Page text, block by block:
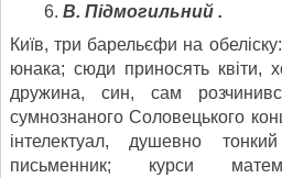
В. Підмогильний .
Київ, три барельєфи на
юнака; сюди приносять квіти,
дружина, син, сам
сумнознаного Соловецького
інтелектуал, душевно
письменник; курси